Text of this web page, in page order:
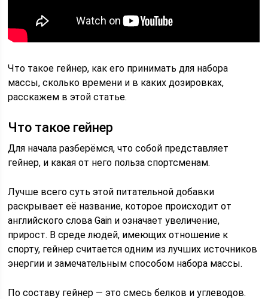
Что такое гейнер, как его принимать для набора
массы, сколько времени и в каких дозировках,
расскажем в этой статье.
Что такое гейнер
Для начала разберёмся, что собой представляет
гейнер, и какая от него польза спортсменам.
Лучше всего суть этой питательной добавки
раскрывает её название, которое происходит от
английского слова Gain и означает увеличение,
прирост. В среде людей, имеющих отношение к
спорту, гейнер считается одним из лучших источников
энергии и замечательным способом набора массы.
По составу гейнер — это смесь белков и углеводов.